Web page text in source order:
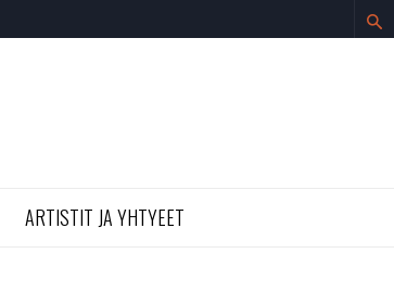
ARTISTIT JA YHTYEET